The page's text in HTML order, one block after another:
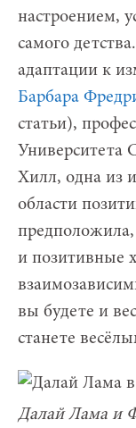
настроением,
самого
адаптации к
Барбара
статьи),
Университета
Хилл, одна из
области
и позитивные
вы будете и
станете
Далай Лама и